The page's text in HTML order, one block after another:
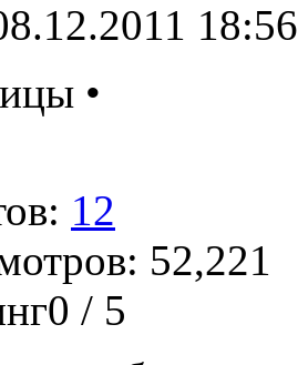
18:56
•
12
52,221
/ 5